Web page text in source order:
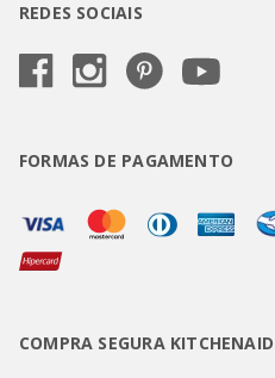
REDES SOCIAIS
FORMAS DE PAGAMENTO
COMPRA SEGURA KITCHENAID